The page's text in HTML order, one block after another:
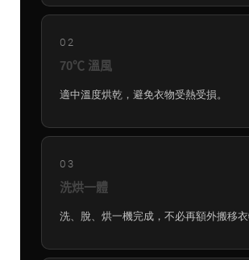
02
70℃ 溫風
適中溫度烘乾，避免衣物受熱受損。
03
洗烘一體
洗、脫、烘一機完成，不必再額外搬移衣